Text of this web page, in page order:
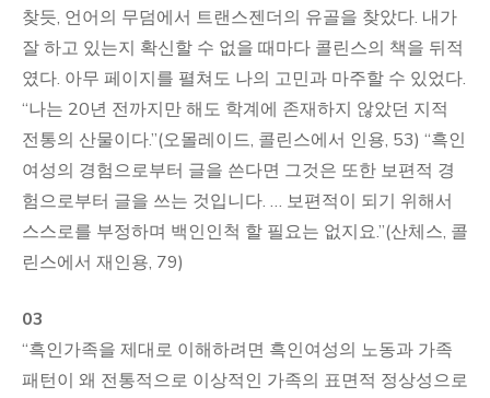
찾듯, 언어의 무덤에서 트랜스젠더의 유골을 찾았다. 내가
잘 하고 있는지 확신할 수 없을 때마다 콜린스의 책을 뒤적
였다. 아무 페이지를 펼쳐도 나의 고민과 마주할 수 있었다.
“나는 20년 전까지만 해도 학계에 존재하지 않았던 지적
전통의 산물이다.”(오몰레이드, 콜린스에서 인용, 53) “흑인
여성의 경험으로부터 글을 쓴다면 그것은 또한 보편적 경
험으로부터 글을 쓰는 것입니다. … 보편적이 되기 위해서
스스로를 부정하며 백인인척 할 필요는 없지요.”(산체스, 콜
린스에서 재인용, 79)
03
“흑인가족을 제대로 이해하려면 흑인여성의 노동과 가족
패턴이 왜 전통적으로 이상적인 가족의 표면적 정상성으로